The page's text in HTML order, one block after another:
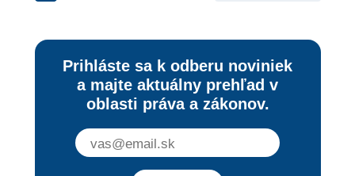
Prihláste sa k odberu noviniek
a majte aktuálny prehľad v
oblasti práva a zákonov.